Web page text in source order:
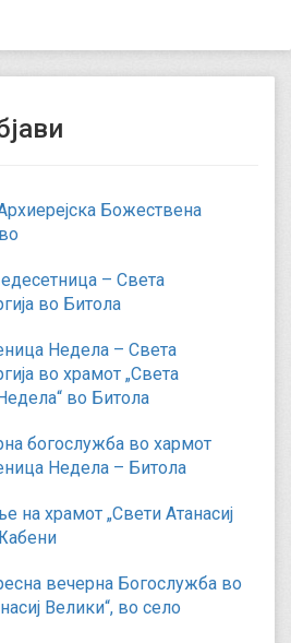
Божествена
– Света
во Битола
Недела – Света
во храмот „Света
во Битола
богослужба во хармот
Недела – Битола
на храмот „Свети Атанасиј
вечерна Богослужба во
Велики“, во село